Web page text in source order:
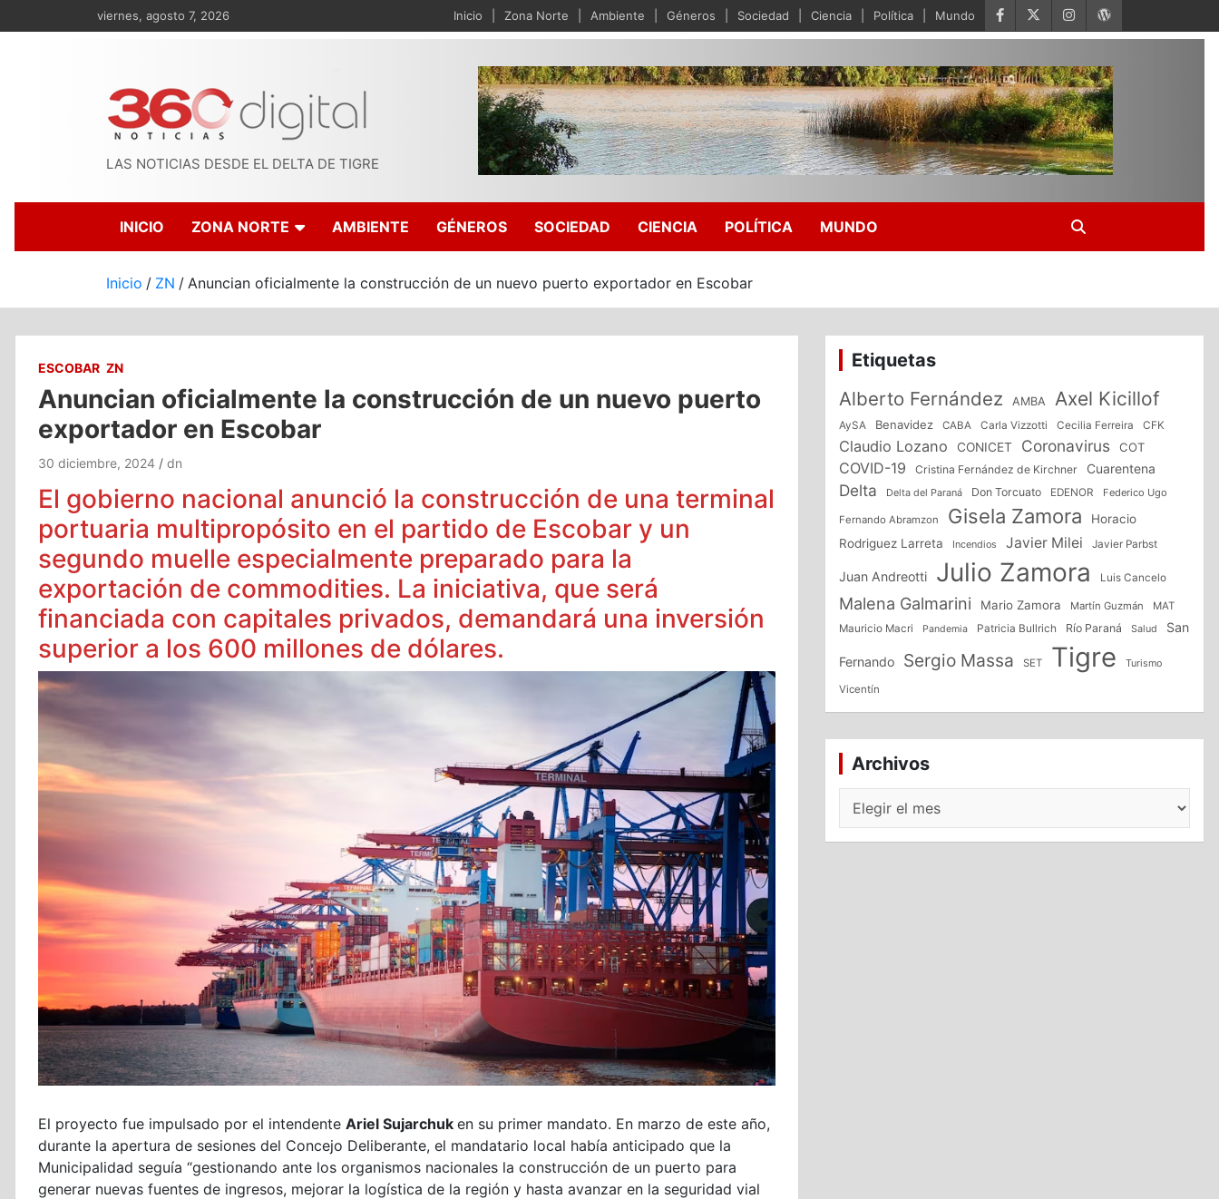
al
viernes, agosto 7, 2026 Inicio Zona Norte Ambiente Géneros Sociedad Ciencia Política Mundo
LAS NOTICIAS DESDE EL DELTA DE TIGRE
INICIO ZONA NORTE AMBIENTE GÉNEROS SOCIEDAD CIENCIA POLÍTICA MUNDO
Inicio ZN Anuncian oficialmente la construcción de un nuevo puerto exportador en Escobar
ESCOBAR ZN
Anuncian oficialmente la construcción de un nuevo puerto
exportador en Escobar
30 diciembre, 2024 dn
El gobierno nacional anunció la construcción de una terminal
portuaria multipropósito en el partido de Escobar y un
segundo muelle especialmente preparado para la
exportación de commodities. La iniciativa, que será
financiada con capitales privados, demandará una inversión
superior a los 600 millones de dólares.
El proyecto fue impulsado por el intendente Ariel Sujarchuk en su primer mandato. En marzo de este año,
durante la apertura de sesiones del Concejo Deliberante, el mandatario local había anticipado que la
Municipalidad seguía “gestionando ante los organismos nacionales la construcción de un puerto para
generar nuevas fuentes de ingresos, mejorar la logística de la región y hasta avanzar en la seguridad vial
Etiquetas
Alberto Fernández AMBA Axel Kicillof
AySA Benavidez CABA Carla Vizzotti Cecilia Ferreira CFK
Claudio Lozano CONICET Coronavirus COT
COVID-19 Cristina Fernández de Kirchner Cuarentena
Delta Delta del Paraná Don Torcuato EDENOR Federico Ugo
Fernando Abramzon Gisela Zamora
Horacio
Rodriguez Larreta
Incendios Javier Milei Javier Parbst
Juan Andreotti Julio Zamora Luis Cancelo
Malena Galmarini Mario Zamora Martín Guzmán
MAT
Mauricio Macri
Pandemia Patricia Bullrich Río Paraná Salud San
Fernando Sergio Massa SET Tigre Turismo
Vicentín
Archivos
Archivos